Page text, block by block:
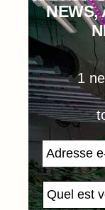
NEWS,
1